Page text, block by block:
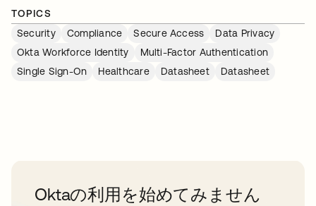
TOPICS
Security
Compliance Secure Access
Data Privacy
Okta Workforce Identity
Multi-Factor Authentication
Single Sign-On
Healthcare Datasheet Datasheet
Oktaの利用を始めてみません